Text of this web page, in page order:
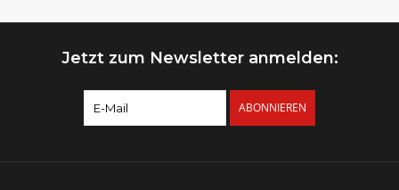
Jetzt zum Newsletter anmelden:
ABONNIEREN